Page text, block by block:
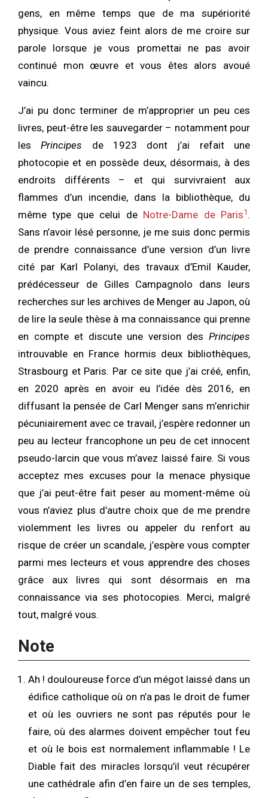
gens, en même temps que de ma supériorité
physique. Vous aviez feint alors de me croire sur
parole lorsque je vous promettai ne pas avoir
continué mon œuvre et vous êtes alors avoué
vaincu.
J’ai pu donc terminer de m’approprier un peu ces
livres, peut-être les sauvegarder – notamment pour
lesPrincipes de 1923 dont j’ai refait une
photocopie et en possède deux, désormais, à des
endroits différents – et qui survivraient aux
flammes d’un incendie, dans la bibliothèque, du
même type que celui de Notre-Dame de Paris1 .
Sans n’avoir lésé personne, je me suis donc permis
de prendre connaissance d’une version d’un livre
cité par Karl Polanyi, des travaux d’Emil Kauder,
prédécesseur de Gilles Campagnolo dans leurs
recherches sur les archives de Menger au Japon, où
de lire la seule thèse à ma connaissance qui prenne
en compte et discute une version des Principes
introuvable en France hormis deux bibliothèques,
Strasbourg et Paris. Par ce site que j’ai créé, enfin,
en 2020 après en avoir eu l’idée dès 2016, en
diffusant la pensée de Carl Menger sans m’enrichir
pécuniairement avec ce travail, j’espère redonner un
peu au lecteur francophone un peu de cet innocent
pseudo-larcin que vous m’avez laissé faire. Si vous
acceptez mes excuses pour la menace physique
que j’ai peut-être fait peser au moment-même où
vous n’aviez plus d’autre choix que de me prendre
violemment les livres ou appeler du renfort au
risque de créer un scandale, j’espère vous compter
parmi mes lecteurs et vous apprendre des choses
grâce aux livres qui sont désormais en ma
connaissance via ses photocopies. Merci, malgré
tout, malgré vous.
Note
Ah ! douloureuse force d’un mégot laissé dans un
édifice catholique où on n’a pas le droit de fumer
et où les ouvriers ne sont pas réputés pour le
faire, où des alarmes doivent empêcher tout feu
et où le bois est normalement inflammable ! Le
Diable fait des miracles lorsqu’il veut récupérer
une cathédrale afin d’en faire un de ses temples,